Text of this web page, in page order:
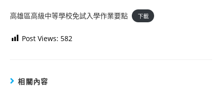
高雄區高級中等學校免試入學作業要點 下載
Post Views: 582
相關內容